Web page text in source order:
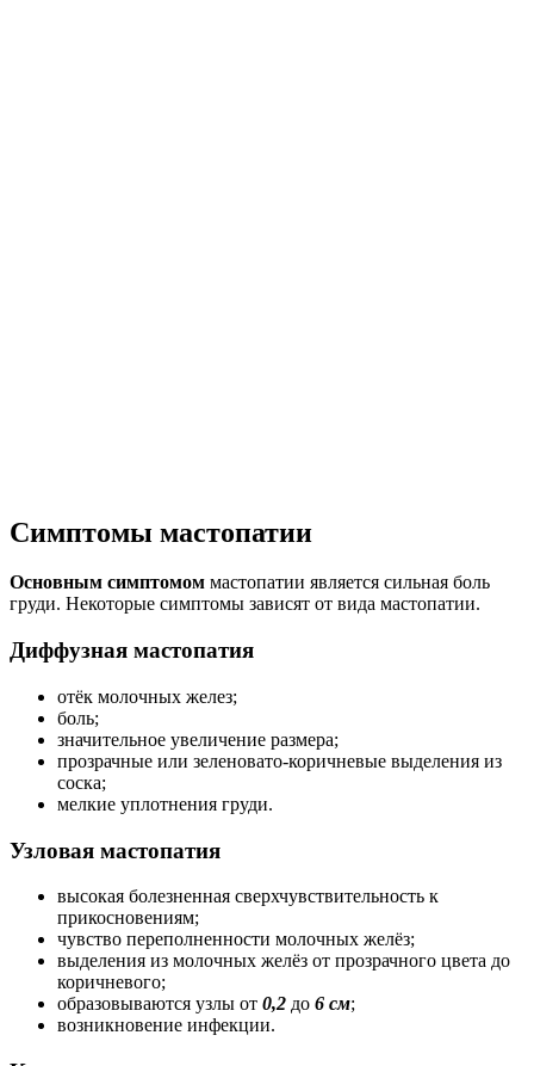
Симптомы мастопатии
Основным симптомом мастопатии является сильная боль
груди. Некоторые симптомы зависят от вида мастопатии.
Диффузная мастопатия
отёк молочных желез;
боль;
значительное увеличение размера;
прозрачные или зеленовато-коричневые выделения из
соска;
мелкие уплотнения груди.
Узловая мастопатия
высокая болезненная сверхчувствительность к
прикосновениям;
чувство переполненности молочных желёз;
выделения из молочных желёз от прозрачного цвета до
коричневого;
образовываются узлы от 0,2 до 6 см;
возникновение инфекции.